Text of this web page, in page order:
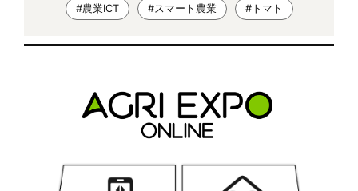
#農業ICT #スマート農業 #トマト